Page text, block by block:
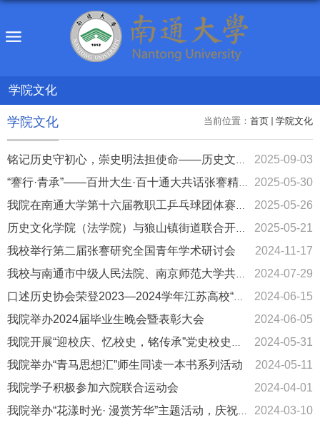
学院文化
当前位置： 首页 学院文化
学院文化
铭记历史守初心，崇史明法担使命——历史文化学院（法学院）组织师... 2025-09-03
“謇行·青承”——百卅大生·百十通大共话张謇精神座谈会在我校召开 2025-05-30
我院在南通大学第十六届教职工乒乓球团体赛中勇创辉煌、荣获佳绩... 2025-05-26
历史文化学院（法学院）与狼山镇街道联合开展五四主题团日活动
2025-05-21
我校举行第二届张謇研究全国青年学术研讨会
2024-11-17
我校与南通市中级人民法院、南京师范大学共建中国法治现代化研究... 2024-07-29
口述历史协会荣登2023—2024学年江苏高校“活力社团”风采展示
2024-06-15
我院举办2024届毕业生晚会暨表彰大会
2024-06-05
我院开展“迎校庆、忆校史，铭传承”党史校史知识竞赛
2024-05-31
我院举办“青马思想汇”师生同读一本书系列活动
2024-05-11
我院学子积极参加六院联合运动会
2024-04-01
我院举办“花漾时光· 漫赏芳华”主题活动，庆祝“三八”国际劳动...
2024-03-10